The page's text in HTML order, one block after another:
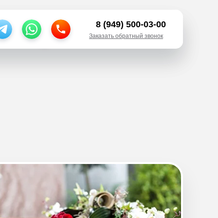
8 (949) 500-03-00
8 (949) 500-03-00
Заказать обратный звонок